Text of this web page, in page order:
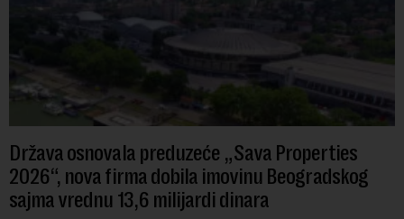
Država osnovala preduzeće „Sava Properties
2026“, nova firma dobila imovinu Beogradskog
sajma vrednu 13,6 milijardi dinara